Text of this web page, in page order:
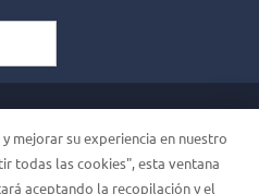
mejorar su experiencia en nuestro
todas las cookies", esta ventana
aceptando la recopilación y el